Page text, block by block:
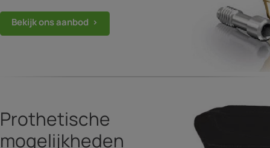
Bekijk ons aanbod ›
Prothetische
mogelijkheden